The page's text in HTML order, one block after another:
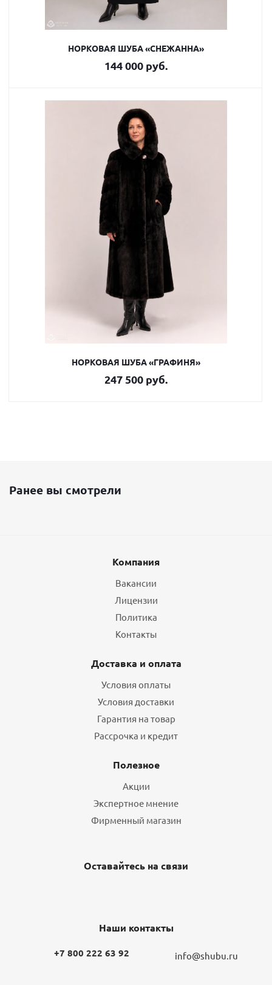
НОРКОВАЯ ШУБА «СНЕЖАННА»
144 000 руб.
НОРКОВАЯ ШУБА «ГРАФИНЯ»
247 500 руб.
Ранее вы смотрели
Компания
Вакансии
Лицензии
Политика
Контакты
Доставка и оплата
Условия оплаты
Условия доставки
Гарантия на товар
Рассрочка и кредит
Полезное
Акции
Экспертное мнение
Фирменный магазин
Оставайтесь на связи
Наши контакты
+7 800 222 63 92 info@shubu.ru